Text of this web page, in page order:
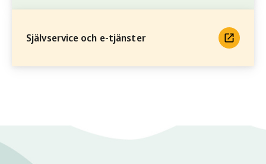
Självservice och e-tjänster
/kommun/nyhetsarkiv/2026/juni/ak-dit-du-vill-i-sunne-